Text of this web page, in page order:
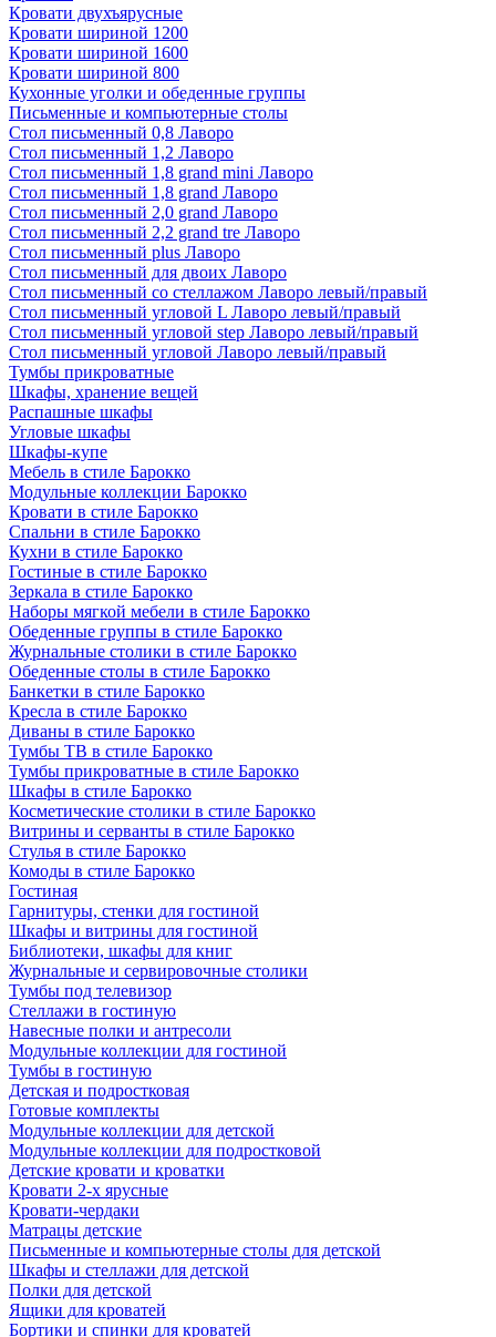
Кровати двухъярусные
Кровати шириной 1200
Кровати шириной 1600
Кровати шириной 800
Кухонные уголки и обеденные группы
Письменные и компьютерные столы
Стол письменный 0,8 Лаворо
Стол письменный 1,2 Лаворо
Стол письменный 1,8 grand mini Лаворо
Стол письменный 1,8 grand Лаворо
Стол письменный 2,0 grand Лаворо
Стол письменный 2,2 grand tre Лаворо
Стол письменный plus Лаворо
Стол письменный для двоих Лаворо
Стол письменный со стеллажом Лаворо левый/правый
Стол письменный угловой L Лаворо левый/правый
Стол письменный угловой step Лаворо левый/правый
Стол письменный угловой Лаворо левый/правый
Тумбы прикроватные
Шкафы, хранение вещей
Распашные шкафы
Угловые шкафы
Шкафы-купе
Мебель в стиле Барокко
Модульные коллекции Барокко
Кровати в стиле Барокко
Спальни в стиле Барокко
Кухни в стиле Барокко
Гостиные в стиле Барокко
Зеркала в стиле Барокко
Наборы мягкой мебели в стиле Барокко
Обеденные группы в стиле Барокко
Журнальные столики в стиле Барокко
Обеденные столы в стиле Барокко
Банкетки в стиле Барокко
Кресла в стиле Барокко
Диваны в стиле Барокко
Тумбы ТВ в стиле Барокко
Тумбы прикроватные в стиле Барокко
Шкафы в стиле Барокко
Косметические столики в стиле Барокко
Витрины и серванты в стиле Барокко
Стулья в стиле Барокко
Комоды в стиле Барокко
Гостиная
Гарнитуры, стенки для гостиной
Шкафы и витрины для гостиной
Библиотеки, шкафы для книг
Журнальные и сервировочные столики
Тумбы под телевизор
Стеллажи в гостиную
Навесные полки и антресоли
Модульные коллекции для гостиной
Тумбы в гостиную
Детская и подростковая
Готовые комплекты
Модульные коллекции для детской
Модульные коллекции для подростковой
Детские кровати и кроватки
Кровати 2-х ярусные
Кровати-чердаки
Матрацы детские
Письменные и компьютерные столы для детской
Шкафы и стеллажи для детской
Полки для детской
Ящики для кроватей
Бортики и спинки для кроватей